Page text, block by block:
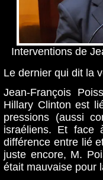
Interventions de
Le dernier qui dit la
Jean-François
Hillary Clinton est
pressions (aussi
israéliens. Et face
différence entre lié
juste encore, M.
était mauvaise pour